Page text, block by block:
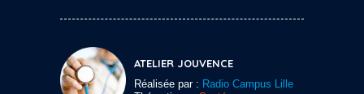
ATELIER JOUVENCE
Réalisée par : Radio Campus Lille